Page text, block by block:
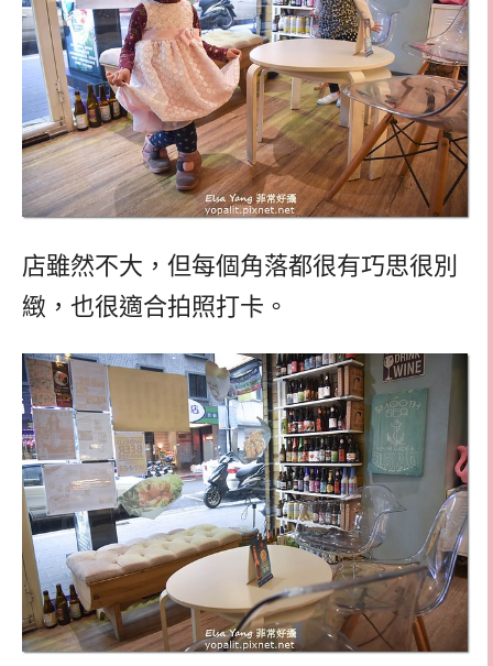
店雖然不大，但每個角落都很有巧思很別
緻，也很適合拍照打卡。